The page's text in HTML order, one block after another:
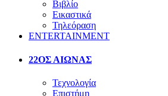
Βιβλίο
Εικαστικά
Τηλεόραση
ENTERTAINMENT
22ΟΣ ΑΙΩΝΑΣ
Τεχνολογία
Επιστήμη